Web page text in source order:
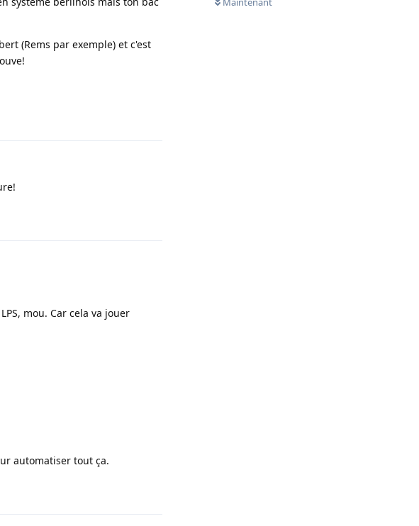
(Rems par exemple) et c'est
mou. Car cela va jouer
automatiser tout ça.